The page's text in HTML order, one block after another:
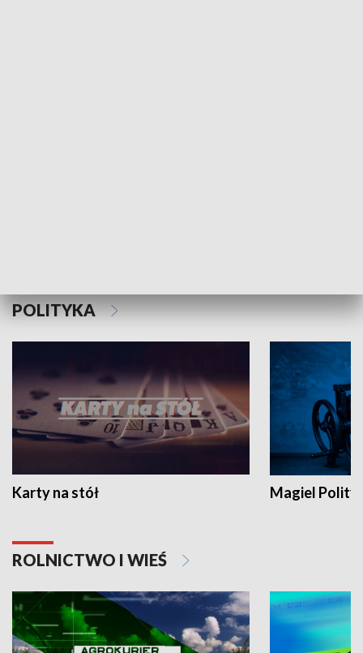
POLITYKA
Karty na stół Magiel
ROLNICTWO I WIEŚ